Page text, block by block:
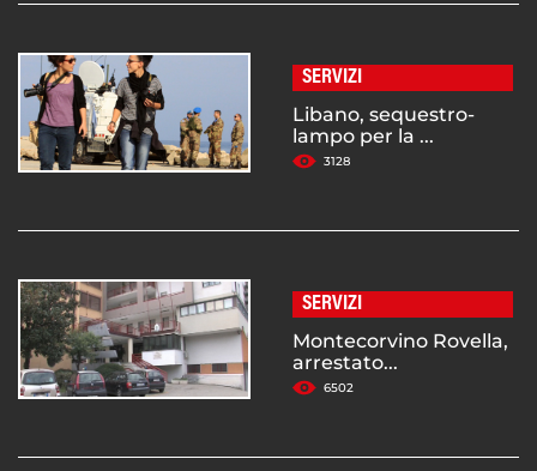
SERVIZI
Libano, sequestro-
lampo per la ...
3128
SERVIZI
Montecorvino Rovella,
arrestato...
6502